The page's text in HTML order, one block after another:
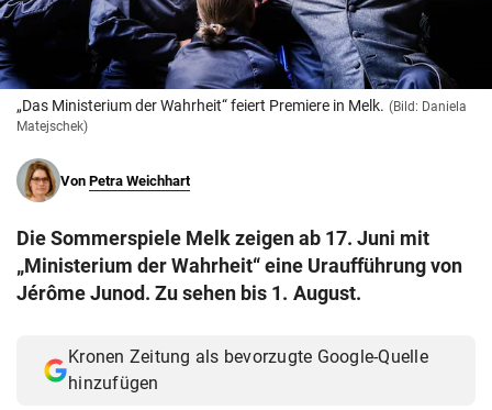
© Krone Multimedia GmbH & Co KG 2026
Muthgasse 2, 1190 Wien
„Das Ministerium der Wahrheit“ feiert Premiere in Melk. (Bild: Daniela
Matejschek)
Von Petra Weichhart
Die Sommerspiele Melk zeigen ab 17. Juni mit
„Ministerium der Wahrheit“ eine Uraufführung von
Jérôme Junod. Zu sehen bis 1. August.
Kronen Zeitung als bevorzugte Google-Quelle
hinzufügen